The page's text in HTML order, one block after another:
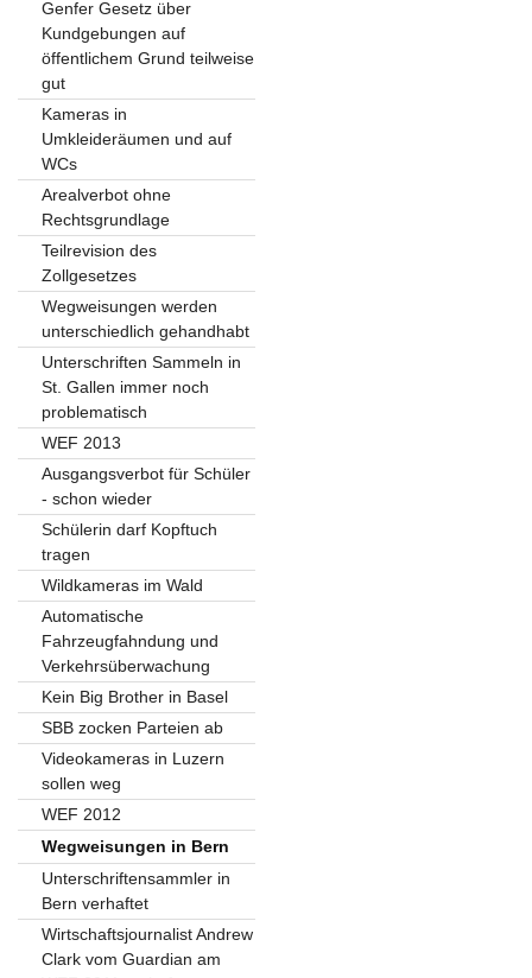
Genfer Gesetz über
Kundgebungen auf
öffentlichem Grund teilweise
gut
Kameras in
Umkleideräumen und auf
WCs
Arealverbot ohne
Rechtsgrundlage
Teilrevision des
Zollgesetzes
Wegweisungen werden
unterschiedlich gehandhabt
Unterschriften Sammeln in
St. Gallen immer noch
problematisch
WEF 2013
Ausgangsverbot für Schüler
- schon wieder
Schülerin darf Kopftuch
tragen
Wildkameras im Wald
Automatische
Fahrzeugfahndung und
Verkehrsüberwachung
Kein Big Brother in Basel
SBB zocken Parteien ab
Videokameras in Luzern
sollen weg
WEF 2012
Wegweisungen in Bern
Unterschriftensammler in
Bern verhaftet
Wirtschaftsjournalist Andrew
Clark vom Guardian am